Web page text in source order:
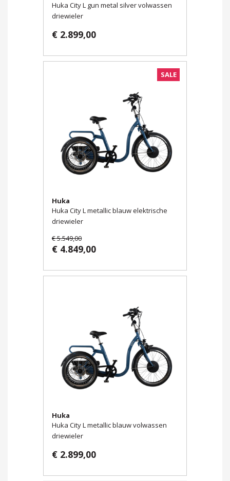
Huka City L gun metal silver volwassen
driewieler
€ 2.899,00
SALE
Huka
Huka City L metallic blauw elektrische
driewieler
€ 5.549,00
€ 4.849,00
Huka
Huka City L metallic blauw volwassen
driewieler
€ 2.899,00